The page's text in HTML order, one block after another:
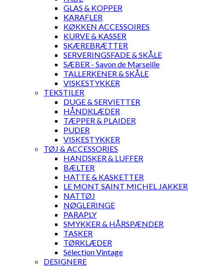
GLAS & KOPPER
KARAFLER
KØKKEN ACCESSOIRES
KURVE & KASSER
SKÆREBRÆTTER
SERVERINGSFADE & SKÅLE
SÆBER - Savon de Marseille
TALLERKENER & SKÅLE
VISKESTYKKER
TEKSTILER
DUGE & SERVIETTER
HÅNDKLÆDER
TÆPPER & PLAIDER
PUDER
VISKESTYKKER
TØJ & ACCESSORIES
HANDSKER & LUFFER
BÆLTER
HATTE & KASKETTER
LE MONT SAINT MICHEL JAKKER
NATTØJ
NØGLERINGE
PARAPLY
SMYKKER & HÅRSPÆNDER
TASKER
TØRKLÆDER
Sélection Vintage
DESIGNERE